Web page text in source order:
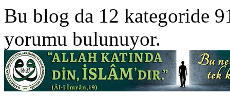
Bu blog da 12 kategoride
yorumu bulunuyor.